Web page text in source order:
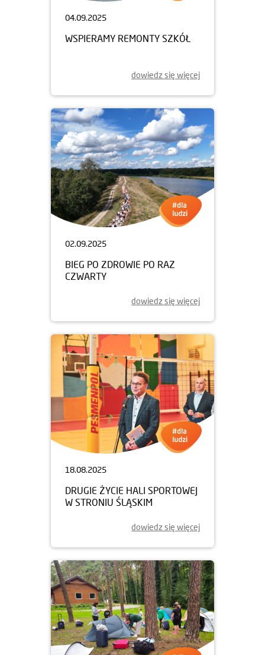
04.09.2025
WSPIERAMY REMONTY SZKÓŁ
dowiedz się więcej
02.09.2025
BIEG PO ZDROWIE PO RAZ
CZWARTY
dowiedz się więcej
18.08.2025
DRUGIE ŻYCIE HALI SPORTOWEJ
W STRONIU ŚLĄSKIM
dowiedz się więcej